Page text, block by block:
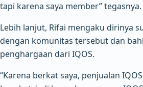
tapi karena saya member” tegasnya.
Lebih lanjut, Rifai mengaku dirinya
dengan komunitas tersebut dan
penghargaan dari IQOS.
“Karena berkat saya, penjualan